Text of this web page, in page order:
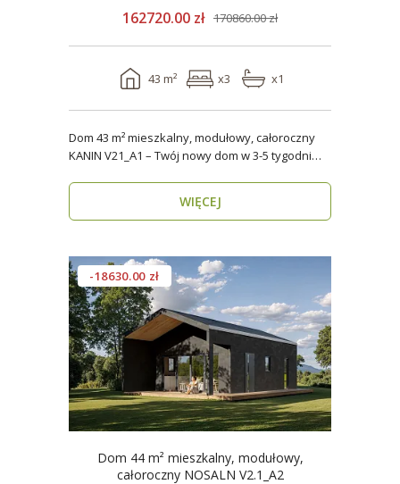
162720.00 zł 170860.00 zł
43 m² x3 x1
Dom 43 m² mieszkalny, modułowy, całoroczny
KANIN V21_A1 – Twój nowy dom w 3-5 tygodni
WIĘCEJ
-18630.00 zł
Dom 44 m² mieszkalny, modułowy,
całoroczny NOSALN V2.1_A2